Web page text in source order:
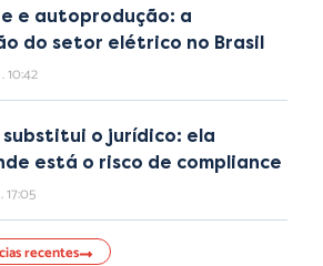
e autoprodução: a
do setor elétrico no Brasil
10:42
substitui o jurídico: ela
está o risco de compliance
17:05
recentes